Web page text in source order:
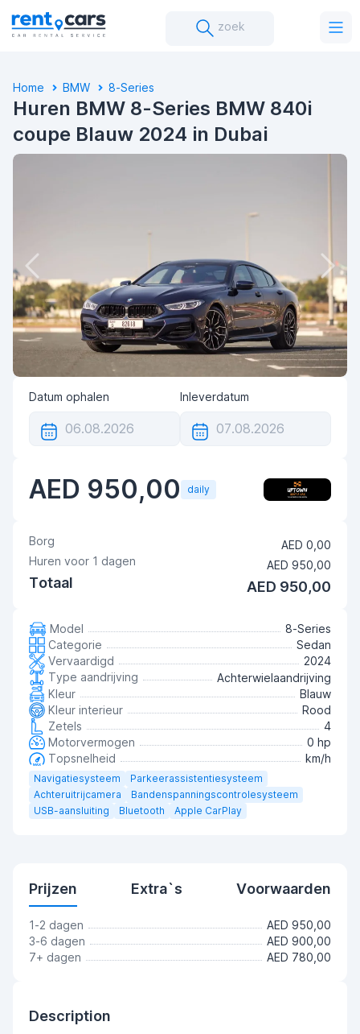
zoek
Home BMW 8-Series
Huren BMW 8-Series BMW 840i
coupe Blauw 2024 in Dubai
Datum ophalen Inleverdatum
AED 950,00 daily
Borg
AED 0,00
Huren voor 1 dagen AED 950,00
Totaal AED 950,00
Model
8-Series
Categorie
Sedan
Vervaardigd
2024
Type aandrijving
Achterwielaandrijving
Kleur
Blauw
Kleur interieur
Rood
Zetels
4
Motorvermogen
0 hp
Topsnelheid
km/h
Navigatiesysteem
Parkeerassistentiesysteem
Achteruitrijcamera
Bandenspanningscontrolesysteem
USB-aansluiting
Bluetooth Apple CarPlay
Prijzen Extra`s Voorwaarden
1-2 dagen
AED 950,00
3-6 dagen
AED 900,00
7+ dagen
AED 780,00
Description